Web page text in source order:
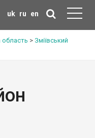
uk ru en
область > Зміївський